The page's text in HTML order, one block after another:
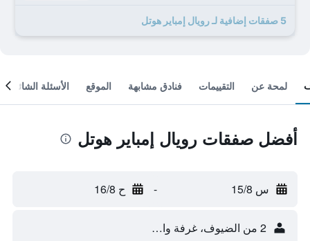
5 صفقات إضافية لـ رويال إمباير هوتل
لمحة عن التقييمات فنادق مشابهة الموقع الأسئلة الشائعة
أفضل صفقات رويال إمباير هوتل
س 15/8 - ح 16/8
2 من الضيوف، غرفة واحدة